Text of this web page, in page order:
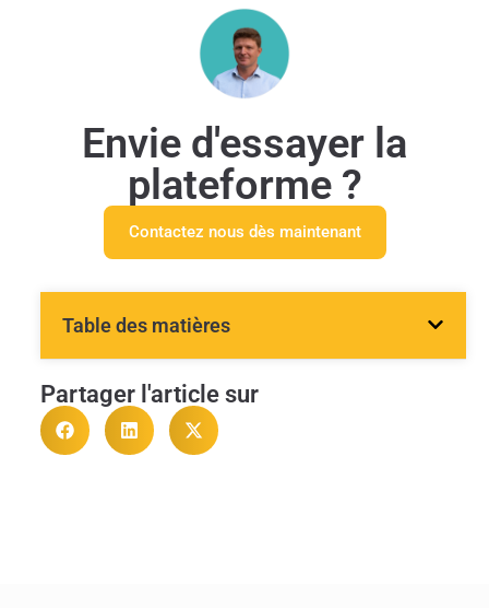
Envie d'essayer la
plateforme ?
Contactez nous dès maintenant
Table des matières
Partager l'article sur